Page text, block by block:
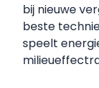
bij nieuwe
beste
speelt